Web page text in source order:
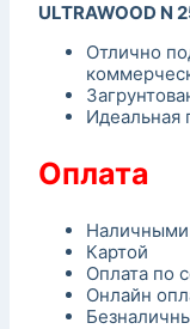
ULTRAWOOD N
Отлично
Идеальная
Оплата
Наличными
Картой
Оплата по
Онлайн